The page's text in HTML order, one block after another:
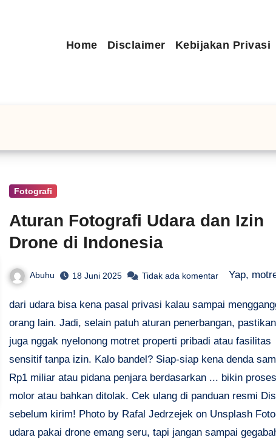
Home Disclaimer Kebijakan Privasi
Fotografi
Aturan Fotografi Udara dan Izin
Drone di Indonesia
Abuhu 18 Juni 2025 Tidak ada komentar Yap,
dari udara bisa kena pasal privasi kalau sampai
orang lain. Jadi, selain patuh aturan penerbangan, pastikan
juga nggak nyelonong motret properti pribadi atau fasilitas
sensitif tanpa izin. Kalo bandel? Siap-siap kena denda
Rp1 miliar atau pidana penjara berdasarkan ... bikin proses
molor atau bahkan ditolak. Cek ulang di panduan resmi
sebelum kirim! Photo by Rafal Jedrzejek on Unsplash
udara pakai drone emang seru, tapi jangan sampai